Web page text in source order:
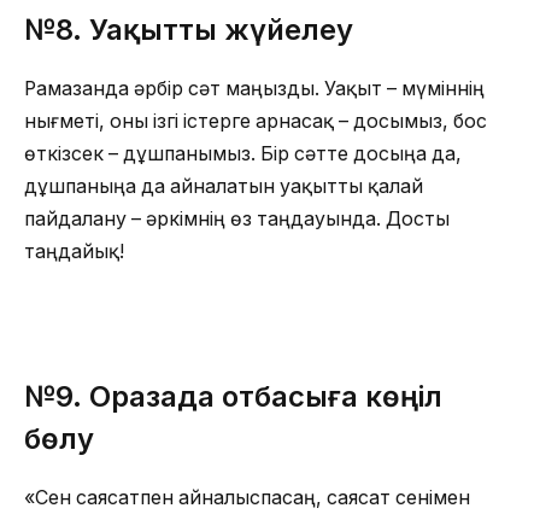
№8. Уақытты жүйелеу
Рамазанда әрбір сәт маңызды. Уақыт – мүміннің
нығметі, оны ізгі істерге арнасақ – досымыз, бос
өткізсек – дұшпанымыз. Бір сәтте досыңа да,
дұшпаныңа да айналатын уақытты қалай
пайдалану – әркімнің өз таңдауында. Досты
таңдайық!
№9. Оразада отбасыға көңіл
бөлу
«Сен саясатпен айналыспасаң, саясат сенімен